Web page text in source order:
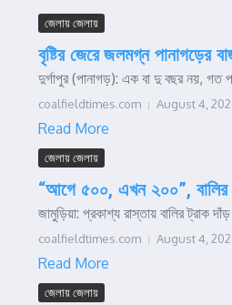
জেলায় জেলায়
বৃষ্টির জেরে জলমগ্ন পানাগড়ের
দুর্গাপুর (পানাগড়): এক বা দু বছর নয়, গত
coalfieldtimes.com August 4,
Read More
জেলায় জেলায়
“আগে ৫০০, এখন ২০০”, বালির
জামুড়িয়া: প্রকাশ্য রাস্তায় বালির ট্রাক
coalfieldtimes.com August 4,
Read More
জেলায় জেলায়